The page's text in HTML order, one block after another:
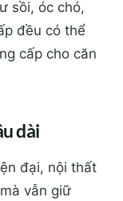
sồi, óc chó,
đều có thể
cấp cho căn
dài
đại, nội thất
vẫn giữ